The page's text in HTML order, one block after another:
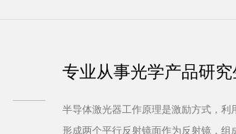
专业从事光学产品研
半导体激光器工作原理是激励方式，
形成两个平行反射镜面作为反射镜，